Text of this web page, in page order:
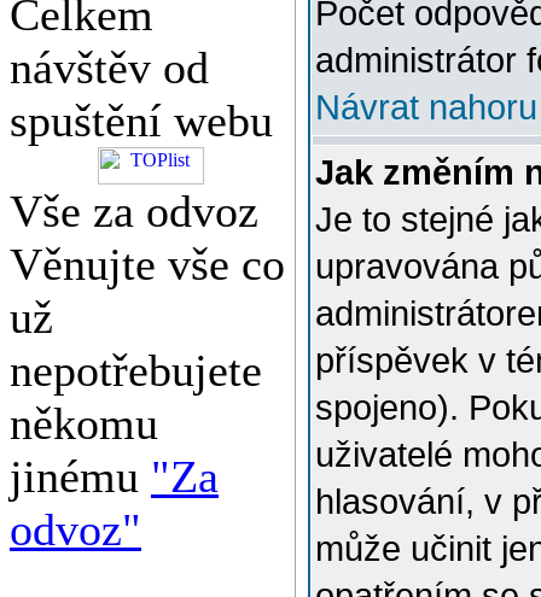
Celkem
návštěv od
spuštění webu
Vše za odvoz
Věnujte vše co
už
nepotřebujete
někomu
jinému "Za
odvoz"
Počet
administrátor
Návrat nahoru
Jak změním
Je to stejné
upravována
příspěvek v
spojeno).
uživatelé
hlasování, v
může učinit